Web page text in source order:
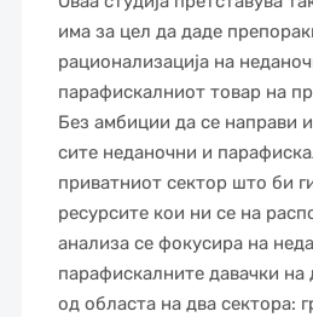
има за цел да даде
рационализација на
парафискалниот товар на
Без амбиции да се направи
сите неданочни и
приватниот сектор што би
ресурсите кои ни се на
анализа се фокусира на
парафискалните давачки на
од областа на два сектора: